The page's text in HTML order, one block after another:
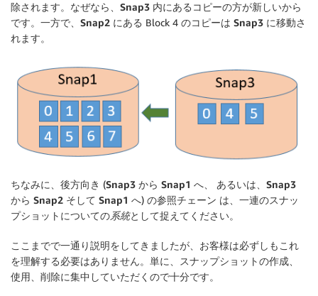
除されます。なぜなら、 Snap3 内にあるコピーの方が新しいから
です。一方で、 Snap2 にある Block 4 のコピーは Snap3 に移動さ
れます。
ちなみに、後方向き (Snap3 から Snap1 へ、 あるいは、 Snap3
から Snap2 そして Snap1 へ) の参照チェーン は、一連のスナッ
プショットについての系統として捉えてください。
ここまでで一通り説明をしてきましたが、お客様は必ずしもこれ
を理解する必要はありません。単に、スナップショットの作成、
使用、削除に集中していただくので十分です。